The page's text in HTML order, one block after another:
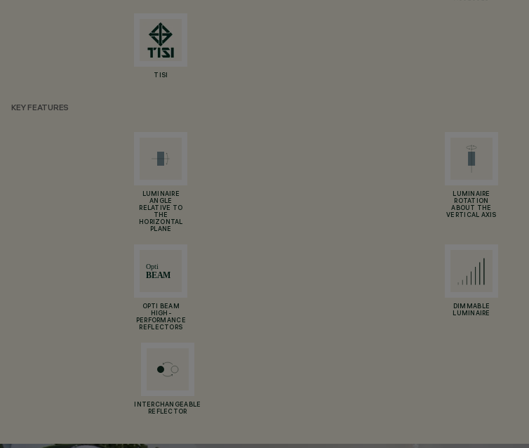
TISI
KEY FEATURES
LUMINAIRE
ANGLE
RELATIVE TO
THE
HORIZONTAL
PLANE
LUMINAIRE
ROTATION
ABOUT THE
VERTICAL AXIS
OPTI BEAM
HIGH-
PERFORMANCE
REFLECTORS
DIMMABLE
LUMINAIRE
INTERCHANGEABLE
REFLECTOR